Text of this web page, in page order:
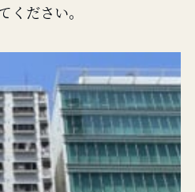
ください。